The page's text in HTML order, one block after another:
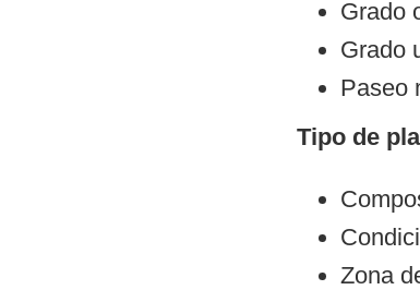
Grado
Grado
Paseo
Tipo de
Zona